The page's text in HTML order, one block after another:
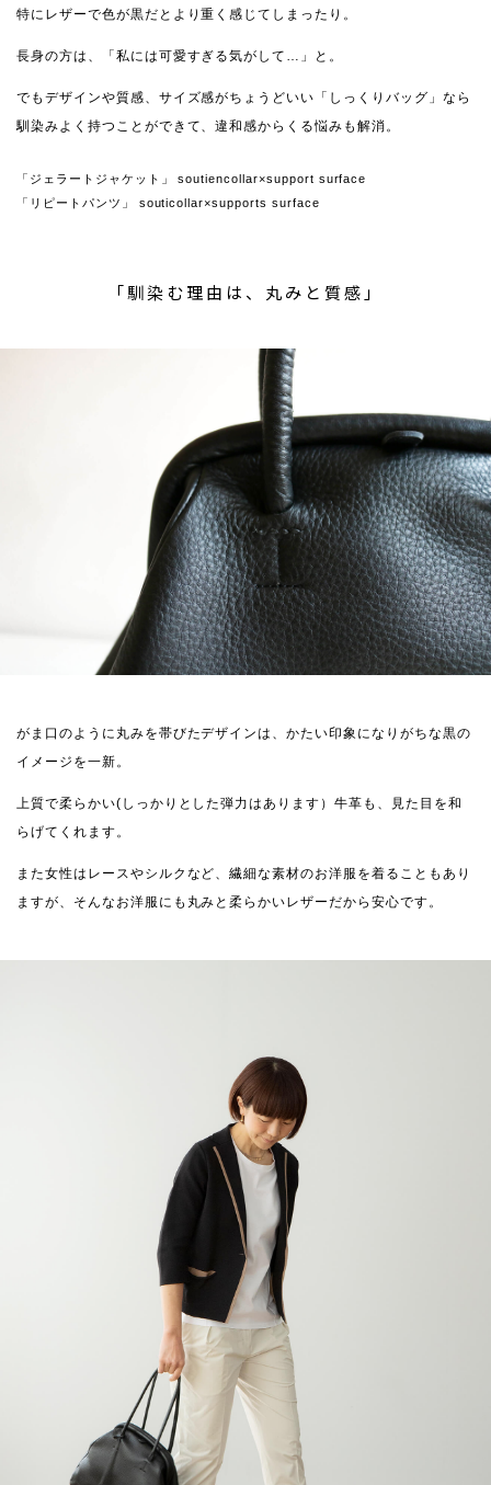
特にレザーで色が黒だとより重く感じてしまったり。
長身の方は、「私には可愛すぎる気がして…」と。
でもデザインや質感、サイズ感がちょうどいい「しっくりバッグ」なら
馴染みよく持つことができて、違和感からくる悩みも解消。
「ジェラートジャケット」 soutiencollar×support surface
「リピートパンツ」 souticollar×supports surface
「馴染む理由は、丸みと質感」
がま口のように丸みを帯びたデザインは、かたい印象になりがちな黒の
イメージを一新。
上質で柔らかい(しっかりとした弾力はあります）牛革も、見た目を和
らげてくれます。
また女性はレースやシルクなど、繊細な素材のお洋服を着ることもあり
ますが、そんなお洋服にも丸みと柔らかいレザーだから安心です。